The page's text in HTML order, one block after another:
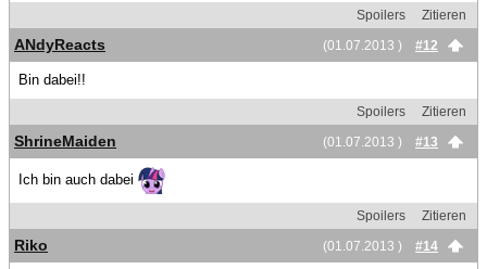
Spoilers
Zitieren
(01.07.2013 )
#12
ANdyReacts
Bin dabei!!
Spoilers
Zitieren
(01.07.2013 )
#13
ShrineMaiden
Ich bin auch dabei
Spoilers
Zitieren
(01.07.2013 )
#14
Riko